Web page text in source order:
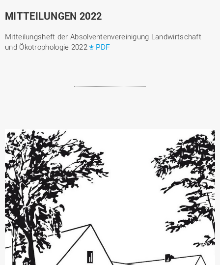
MITTEILUNGEN 2022
Mitteilungsheft der Absolventenvereinigung Landwirtschaft
und Ökotrophologie 2022
PDF